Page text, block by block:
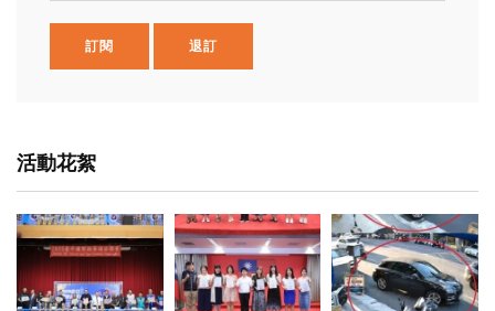
訂閱 退訂
活動花絮